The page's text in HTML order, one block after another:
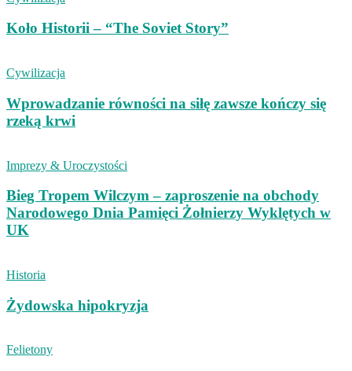
Koło Historii – “The Soviet Story”
Cywilizacja
Wprowadzanie równości na siłę zawsze kończy się
rzeką krwi
Imprezy & Uroczystości
Bieg Tropem Wilczym – zaproszenie na obchody
Narodowego Dnia Pamięci Żołnierzy Wyklętych w
UK
Historia
Żydowska hipokryzja
Felietony